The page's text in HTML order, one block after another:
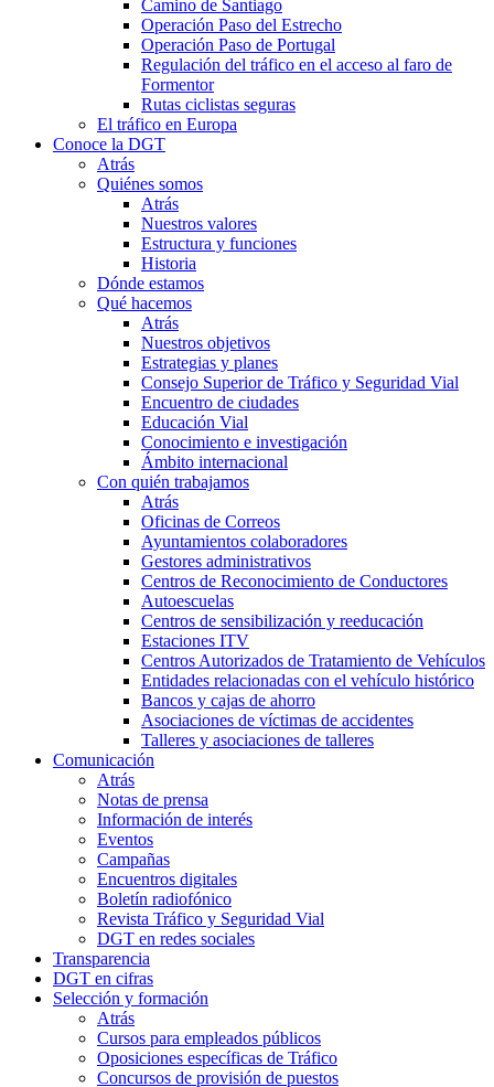
Camino de Santiago
Operación Paso del Estrecho
Operación Paso de Portugal
Regulación del tráfico en el acceso al faro de
Formentor
Rutas ciclistas seguras
El tráfico en Europa
Conoce la DGT
Atrás
Quiénes somos
Atrás
Nuestros valores
Estructura y funciones
Historia
Dónde estamos
Qué hacemos
Atrás
Nuestros objetivos
Estrategias y planes
Consejo Superior de Tráfico y Seguridad Vial
Encuentro de ciudades
Educación Vial
Conocimiento e investigación
Ámbito internacional
Con quién trabajamos
Atrás
Oficinas de Correos
Ayuntamientos colaboradores
Gestores administrativos
Centros de Reconocimiento de Conductores
Autoescuelas
Centros de sensibilización y reeducación
Estaciones ITV
Centros Autorizados de Tratamiento de Vehículos
Entidades relacionadas con el vehículo histórico
Bancos y cajas de ahorro
Asociaciones de víctimas de accidentes
Talleres y asociaciones de talleres
Comunicación
Atrás
Notas de prensa
Información de interés
Eventos
Campañas
Encuentros digitales
Boletín radiofónico
Revista Tráfico y Seguridad Vial
DGT en redes sociales
Transparencia
DGT en cifras
Selección y formación
Atrás
Cursos para empleados públicos
Oposiciones específicas de Tráfico
Concursos de provisión de puestos